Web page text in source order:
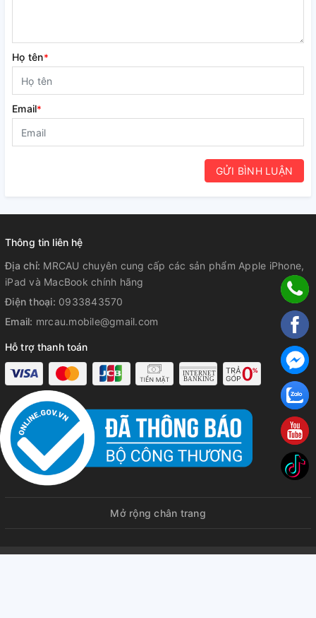
Họ tên*
Email*
GỬI BÌNH LUẬN
Thông tin liên hệ
Địa chỉ: MRCAU chuyên cung cấp các sản phẩm Apple iPhone,
iPad và MacBook chính hãng
Điện thoại: 0933843570
Email: mrcau.mobile@gmail.com
Hỗ trợ thanh toán
Mở rộng chân trang